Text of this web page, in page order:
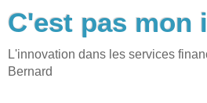
C'est pas mon
L'innovation dans les services
Bernard